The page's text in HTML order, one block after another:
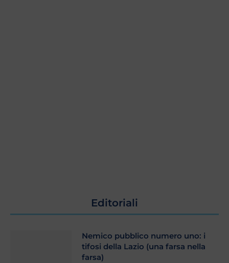
Editoriali
Nemico pubblico numero uno: i
tifosi della Lazio (una farsa nella
farsa)